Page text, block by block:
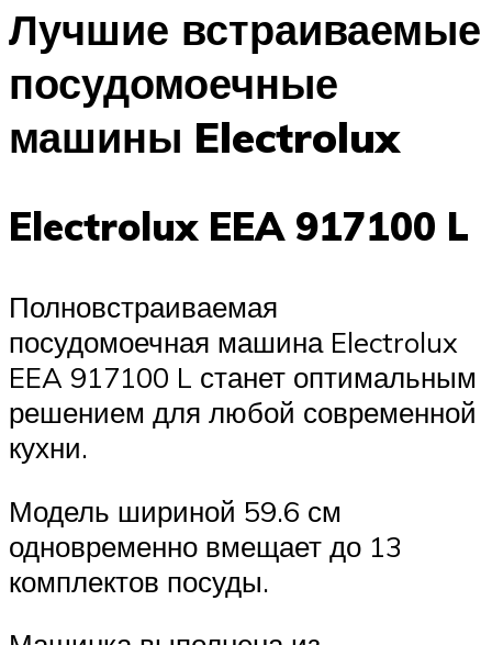
Лучшие встраиваемые
посудомоечные
машины Electrolux
Electrolux EEA 917100 L
Полновстраиваемая
посудомоечная машина Electrolux
EEA 917100 L станет оптимальным
решением для любой современной
кухни.
Модель шириной 59.6 см
одновременно вмещает до 13
комплектов посуды.